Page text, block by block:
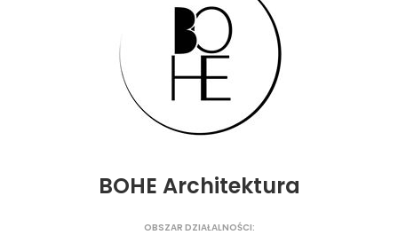
BOHE Architektura
OBSZAR DZIAŁALNOŚCI: